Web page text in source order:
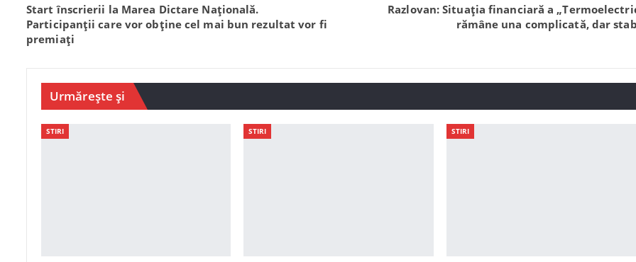
Start înscrierii la Marea Dictare Națională.
Participanții care vor obține cel mai bun rezultat vor fi
premiați
Razlovan: Situația financiară a
rămâne una complicată, dar
Urmărește și
STIRI STIRI STIRI